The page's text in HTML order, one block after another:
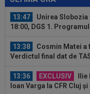
13:47
Unirea Slobozia
18:00, DGS 1.
13:38
Cosmin Matei a
Verdictul final dat de
13:36 EXCLUSIV
Ioan Varga la CFR Cluj